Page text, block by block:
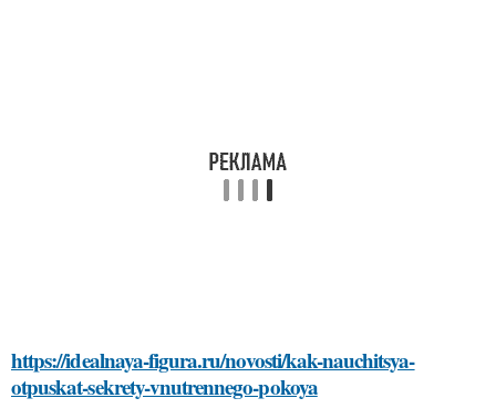
https://idealnaya-figura.ru/novosti/kak-nauchitsya-
otpuskat-sekrety-vnutrennego-pokoya